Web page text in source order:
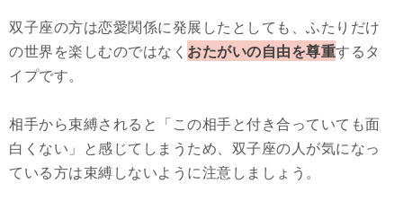
双子座の方は恋愛関係に発展したとしても、ふたりだけ
の世界を楽しむのではなく おたがいの自由を尊重するタ
イプです。
相手から束縛されると「この相手と付き合っていても面
白くない」と感じてしまうため、双子座の人が気になっ
ている方は束縛しないように注意しましょう。